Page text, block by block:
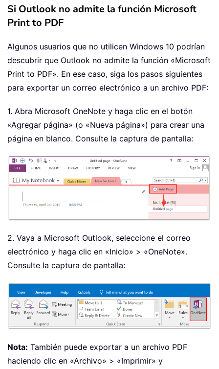
Si Outlook no admite la función Microsoft
Print to PDF
Algunos usuarios que no utilicen Windows 10 podrían
descubrir que Outlook no admite la función «Microsoft
Print to PDF». En ese caso, siga los pasos siguientes
para exportar un correo electrónico a un archivo PDF:
1. Abra Microsoft OneNote y haga clic en el botón
«Agregar página» (o «Nueva página») para crear una
página en blanco. Consulte la captura de pantalla:
2. Vaya a Microsoft Outlook, seleccione el correo
electrónico y haga clic en «Inicio» > «OneNote».
Consulte la captura de pantalla:
Nota: También puede exportar a un archivo PDF
haciendo clic en «Archivo» > «Imprimir» y